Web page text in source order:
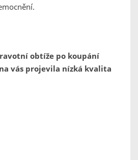
obtíže po koupání
vás projevila nízká kvalita